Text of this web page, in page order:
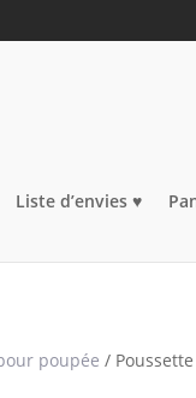
Liste d’envies ♥️
poupée / Poussette